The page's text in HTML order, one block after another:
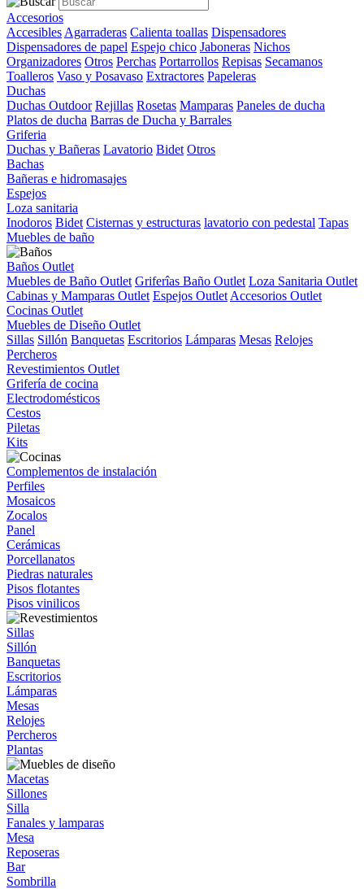
Accesorios
Accesibles Agarraderas Calienta toallas Dispensadores
Dispensadores de papel Espejo chico Jaboneras Nichos
Organizadores Otros Perchas Portarrollos Repisas Secamanos
Toalleros Vaso y Posavaso Extractores Papeleras
Duchas
Duchas Outdoor Rejillas Rosetas Mamparas Paneles de ducha
Platos de ducha Barras de Ducha y Barrales
Griferia
Duchas y Bañeras Lavatorio Bidet Otros
Bachas
Bañeras e hidromasajes
Espejos
Loza sanitaria
Inodoros Bidet Cisternas y estructuras lavatorio con pedestal Tapas
Muebles de baño
Baños Outlet
Muebles de Baño Outlet Griferîas Baño Outlet Loza Sanitaria Outlet
Cabinas y Mamparas Outlet Espejos Outlet Accesorios Outlet
Cocinas Outlet
Muebles de Diseño Outlet
Sillas Sillón Banquetas Escritorios Lámparas Mesas Relojes
Percheros
Revestimientos Outlet
Grifería de cocina
Electrodomésticos
Cestos
Piletas
Kits
Complementos de instalación
Perfiles
Mosaicos
Zocalos
Panel
Cerámicas
Porcellanatos
Piedras naturales
Pisos flotantes
Pisos vinilicos
Sillas
Sillón
Banquetas
Escritorios
Lámparas
Mesas
Relojes
Percheros
Plantas
Macetas
Sillones
Silla
Fanales y lamparas
Mesa
Reposeras
Bar
Sombrilla